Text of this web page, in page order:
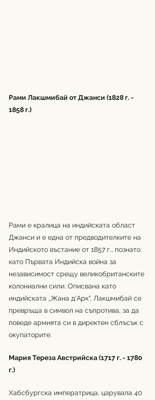
Рами Лакшмибай от Джанси (1828 г. -
1858 г.)
Рами е кралица на индийската област
Джанси и е една от предводителките на
Индийското въстание от 1857 г., познато
като Първата Индийска война за
независимост срещу великобританските
колониални сили. Описвана като
индийската „Жана д‘Арк“, Лакшмибай се
превръща в символ на съпротива, за да
поведе армията си в директен сблъсък с
окупаторите.
Мария Тереза Австрийска (1717 г. - 1780
г.)
Хабсбургска императрица, царувала 40